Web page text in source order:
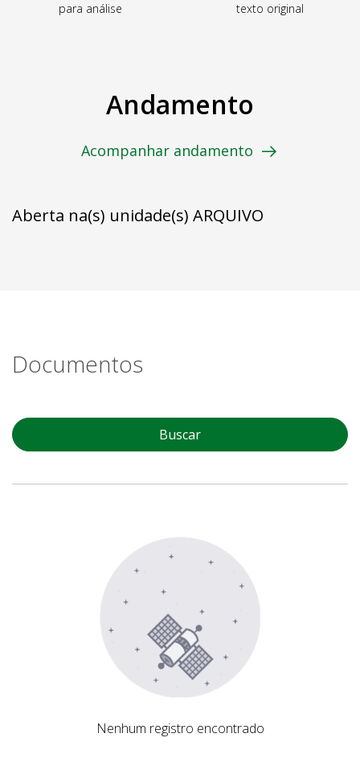
para análise
texto original
Andamento
Acompanhar andamento
Aberta na(s) unidade(s) ARQUIVO
Documentos
Buscar
Nenhum registro encontrado
Nenhum registro encontrado